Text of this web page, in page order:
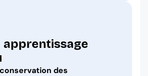
apprentissage
des